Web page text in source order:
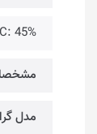
45%
مدل